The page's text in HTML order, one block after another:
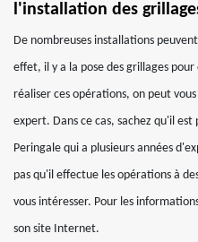
l'installation des
De nombreuses installations
effet, il y a la pose des grillages
réaliser ces opérations, on peut
expert. Dans ce cas, sachez qu'il est
Peringale qui a plusieurs années
pas qu'il effectue les opérations à
vous intéresser. Pour les
son site Internet.